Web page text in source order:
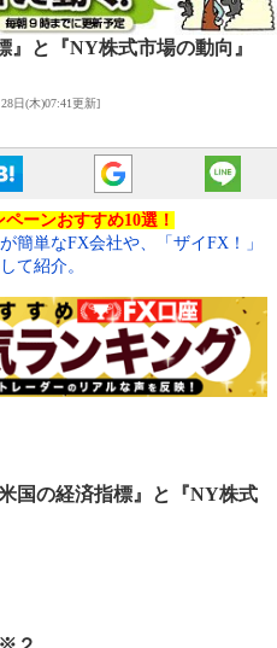
』と『NY株式市場の動向』
日(木)07:41更新]
ーンおすすめ10選！
簡単なFX会社や、「ザイFX！」
て紹介。
国の経済指標』と『NY株式